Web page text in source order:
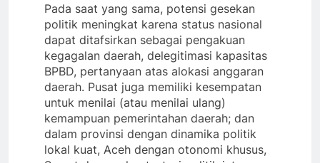
Pada saat yang sama, potensi gesekan
politik meningkat karena status nasional
dapat ditafsirkan sebagai pengakuan
kegagalan daerah, delegitimasi kapasitas
BPBD, pertanyaan atas alokasi anggaran
daerah. Pusat juga memiliki kesempatan
untuk menilai (atau menilai ulang)
kemampuan pemerintahan daerah; dan
dalam provinsi dengan dinamika politik
lokal kuat, Aceh dengan otonomi khusus,